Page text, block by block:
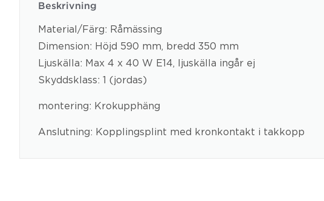
Beskrivning
Material/Färg: Råmässing
Dimension: Höjd 590 mm, bredd 350 mm
Ljuskälla: Max 4 x 40 W E14, ljuskälla ingår ej
Skyddsklass: 1 (jordas)
montering: Krokupphäng
Anslutning: Kopplingsplint med kronkontakt i takkopp